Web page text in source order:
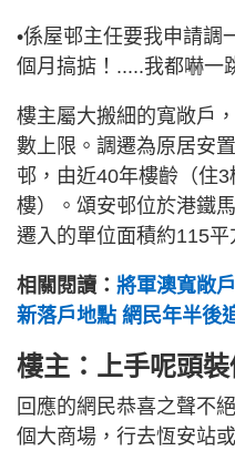
•係屋邨主任要我申請調
個月搞掂！.....我都嚇一
樓主屬大搬細的寬敞戶
數上限。調遷為原居安
邨，由近40年樓齡（住
樓）。頌安邨位於港鐵
遷入的單位面積約115平
相關閱讀： 將軍澳寬敞
新落戶地點 網民年半後
樓主：上手呢頭
回應的網民恭喜之聲不
個大商場，行去恆安站